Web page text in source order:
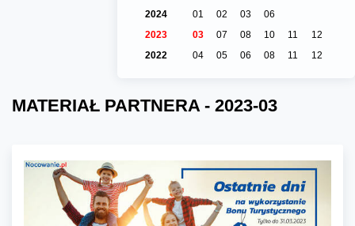
2024
01 02 03
06
2023
03 07 08 10 11
12
2022
04 05 06 08 11 12
MATERIAŁ PARTNERA - 2023-03